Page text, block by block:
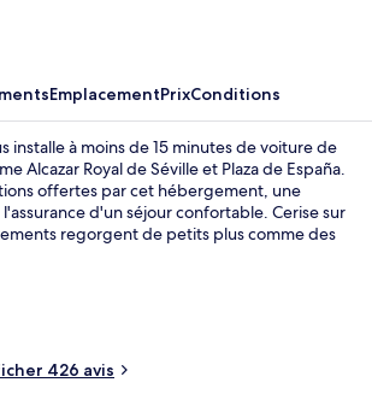
EmplacementPrixConditions
installe à moins de 15 minutes de voiture de
Alcazar Royal de Séville et Plaza de España.
offertes par cet hébergement, une
d'un séjour confortable. Cerise sur
regorgent de petits plus comme des
attentionné et la présentation générale
auprès des autres voyageurs.
426 avis